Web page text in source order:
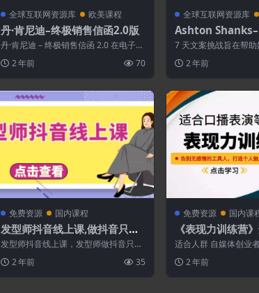
全球互联网资源库 欧美课程
丹·肯尼迪–终极销售信函2.0版
丹·肯尼迪 – 终极销售信函 2.0 在电子邮
案...2 年前 70
全球互联网资源库
Ashton
为特色的7天文案
7 天文案挑战旨在帮
化文案写作...
2 年前
免费资源 国内课程
发型师抖音线上课,做抖音只干4
件事定人设、拍视频、上流
量、来客[价值699元]
发型师抖音线上课，发型师做抖音只干
人 课程目录...
2 年前 35
免费资源 国内课
《表现力训练营
演等能力提高,告
具人,打造个人魅
适合人群 自媒体创业
期的博主...
2 年前